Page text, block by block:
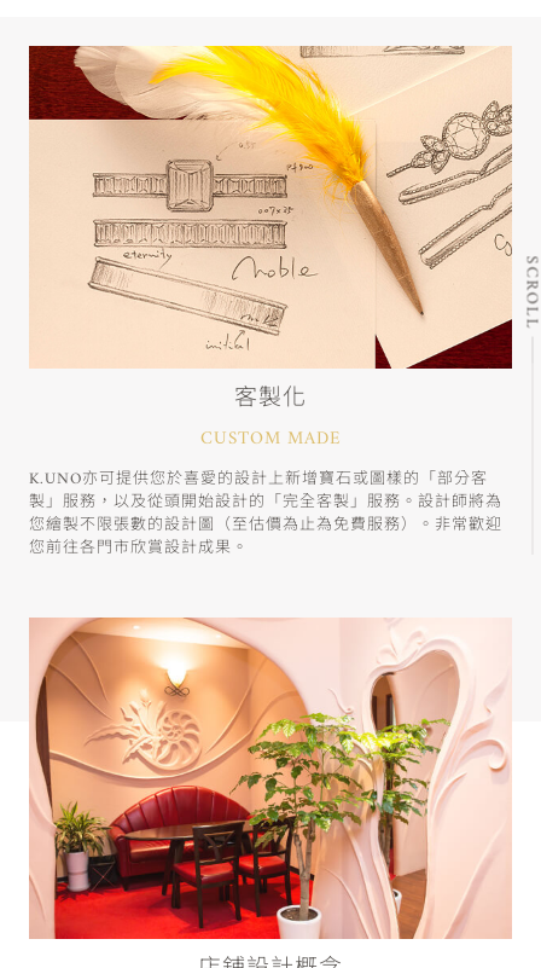
客製化
CUSTOM MADE
K.UNO亦可提供您於喜愛的設計上新增寶石或圖樣的「部分客
製」服務，以及從頭開始設計的「完全客製」服務。設計師將為
您繪製不限張數的設計圖（至估價為止為免費服務）。非常歡迎
您前往各門市欣賞設計成果。